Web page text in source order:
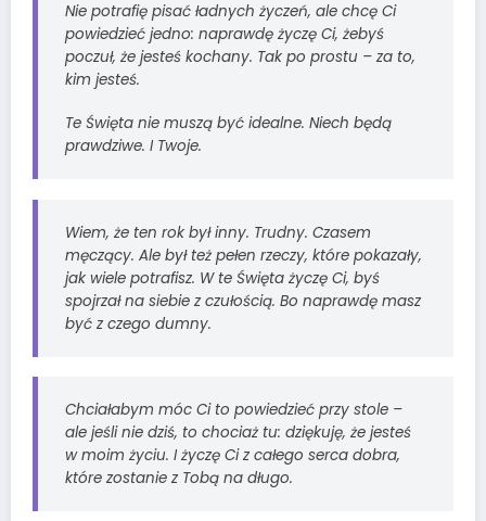
Nie potrafię pisać ładnych życzeń, ale chcę Ci
powiedzieć jedno: naprawdę życzę Ci, żebyś
poczuł, że jesteś kochany. Tak po prostu – za to,
kim jesteś.
Te Święta nie muszą być idealne. Niech będą
prawdziwe. I Twoje.
Wiem, że ten rok był inny. Trudny. Czasem
męczący. Ale był też pełen rzeczy, które pokazały,
jak wiele potrafisz. W te Święta życzę Ci, byś
spojrzał na siebie z czułością. Bo naprawdę masz
być z czego dumny.
Chciałabym móc Ci to powiedzieć przy stole –
ale jeśli nie dziś, to chociaż tu: dziękuję, że jesteś
w moim życiu. I życzę Ci z całego serca dobra,
które zostanie z Tobą na długo.